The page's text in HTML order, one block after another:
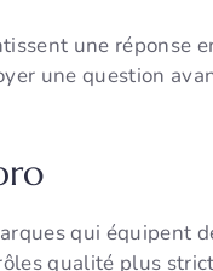
une réponse
une question
qui équipent
qualité plus